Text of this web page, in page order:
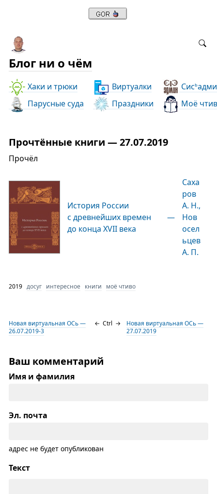
Блог ни о чём
Хаки и трюки Виртуалки Сись
Парусные суда
Праздники Моё
Прочтённые книги — 27.07.2019
Прочёл
История России
с древнейших времен
до конца XVII века
—
Саха
ров
А. Н.,
Нов
осел
ьцев
А. П.
2019 досуг интересное книги моё чтиво
Новая виртуальная ОСь —
26.07.2019-3
← Ctrl →
Новая виртуальная ОСь —
27.07.2019
Ваш комментарий
Имя и фамилия
Эл. почта
адрес не будет опубликован
Текст